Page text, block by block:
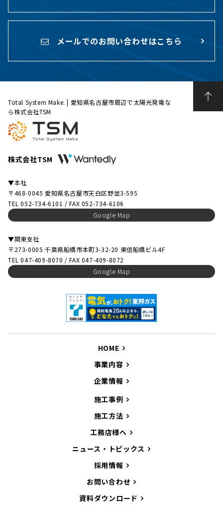
メールでのお問い合わせはこちら
Total System Make. | 愛知県名古屋市周辺で太陽光発電な
ら株式会社TSM
株式会社TSM
▼本社
〒468-0045 愛知県名古屋市天白区野並3-595
TEL 052-734-6101 / FAX 052-734-6106
Google Map
▼関東支社
〒273-0005 千葉県船橋市本町3-32-20 東信船橋ビル4F
TEL 047-409-8070 / FAX 047-409-8072
Google Map
HOME
事業内容
企業情報
施工事例
施工方法
工務店様へ
ニュース・トピックス
採用情報
お問い合わせ
資料ダウンロード